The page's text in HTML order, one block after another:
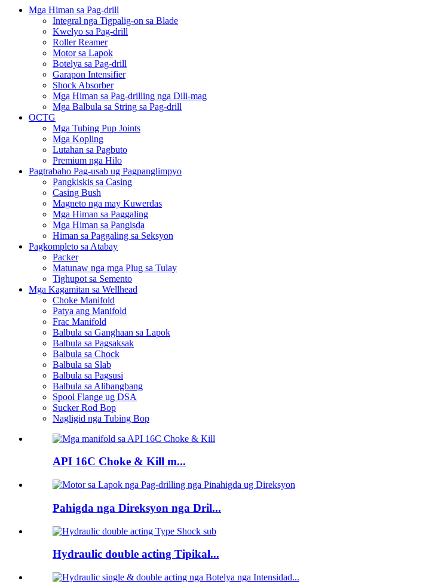
Mga Himan sa Pag-drill
Integral nga Tigpalig-on sa Blade
Kwelyo sa Pag-drill
Roller Reamer
Motor sa Lapok
Botelya sa Pag-drill
Garapon Intensifier
Shock Absorber
Mga Himan sa Pag-drilling nga Dili-mag
Mga Balbula sa String sa Pag-drill
OCTG
Mga Tubing Pup Joints
Mga Kopling
Lutahan sa Pagbuto
Premium nga Hilo
Pagtrabaho Pag-usab ug Pagpanglimpyo
Pangkiskis sa Casing
Casing Bush
Magneto nga may Kuwerdas
Mga Himan sa Paggaling
Mga Himan sa Pangisda
Himan sa Paggaling sa Seksyon
Pagkompleto sa Atabay
Packer
Matunaw nga mga Plug sa Tulay
Tighupot sa Semento
Mga Kagamitan sa Wellhead
Choke Manifold
Patya ang Manifold
Frac Manifold
Balbula sa Ganghaan sa Lapok
Balbula sa Pagsaksak
Balbula sa Chock
Balbula sa Slab
Balbula sa Pagsusi
Balbula sa Alibangbang
Spool Flange ug DSA
Sucker Rod Bop
Nagligid nga Tubing Bop
API 16C Choke & Kill m...
Pahigda nga Direksyon nga Dril...
Hydraulic double acting Tipikal...